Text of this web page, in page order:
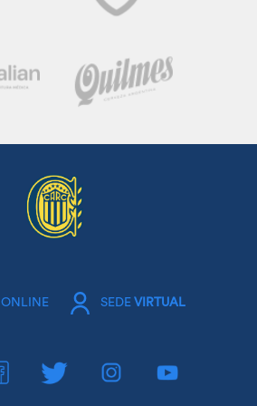
ONLINE SEDE VIRTUAL